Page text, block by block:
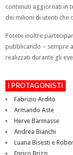
contenuti aggiornati in
dei milioni di utenti che
Potete inoltre
pubblicando – sempre
realizzati durante gli
I PROTAGONISTI
Fabrizio Ardito
Armando Aste
Herve Barmasse
Andrea Bianchi
Luana Bisesti e
Enrico Brizzi